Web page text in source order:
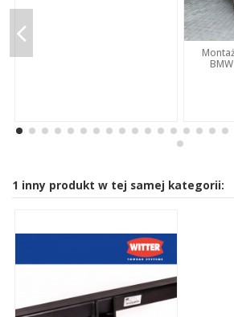
1 inny produkt w tej samej kategorii: